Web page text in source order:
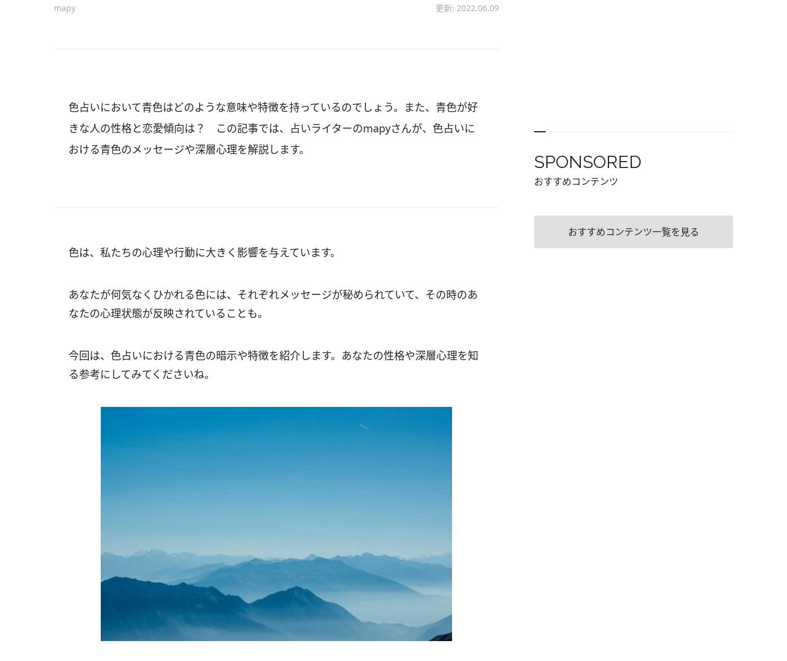
mapy 更新: 2022.06.09
色占いにおいて青色はどのような意味や特徴を持っているのでしょう。また、青色が好
きな人の性格と恋愛傾向は？ この記事では、占いライターのmapyさんが、色占いに
おける青色のメッセージや深層心理を解説します。
色は、私たちの心理や行動に大きく影響を与えています。
あなたが何気なくひかれる色には、それぞれメッセージが秘められていて、その時のあ
なたの心理状態が反映されていることも。
今回は、色占いにおける青色の暗示や特徴を紹介します。あなたの性格や深層心理を知
る参考にしてみてくださいね。
SPONSORED
おすすめコンテンツ
おすすめコンテンツ一覧を見る